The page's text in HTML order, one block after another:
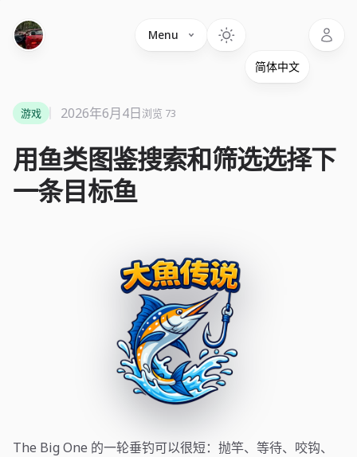
Menu
用鱼类图鉴搜索和筛选选择下
一条目标鱼
游戏 2026年6月4日浏览 73
The Big One 的一轮垂钓可以很短：抛竿、等待、咬钩、